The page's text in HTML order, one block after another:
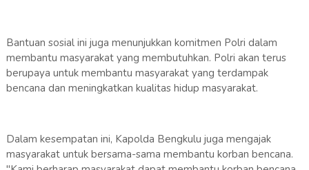
Bantuan sosial ini juga menunjukkan komitmen Polri dalam
membantu masyarakat yang membutuhkan. Polri akan terus
berupaya untuk membantu masyarakat yang terdampak
bencana dan meningkatkan kualitas hidup masyarakat.
Dalam kesempatan ini, Kapolda Bengkulu juga mengajak
masyarakat untuk bersama-sama membantu korban bencana.